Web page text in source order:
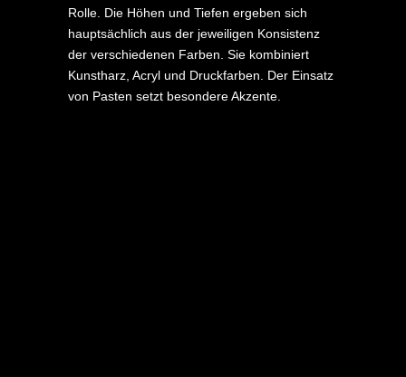
Rolle. Die Höhen und Tiefen ergeben sich
hauptsächlich aus der jeweiligen Konsistenz
der verschiedenen Farben. Sie kombiniert
Kunstharz, Acryl und Druckfarben. Der Einsatz
von Pasten setzt besondere Akzente.